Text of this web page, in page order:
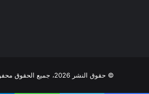
© حقوق النشر 2026، جميع الحقوق محفوظة لـ Zatsh